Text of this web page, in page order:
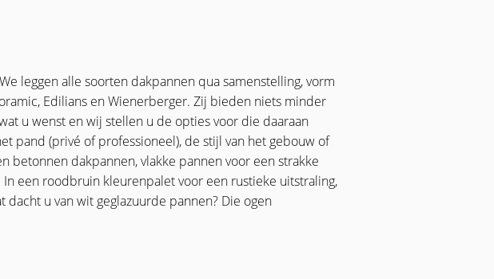
leggen alle soorten dakpannen qua samenstelling, vorm
Edilians en Wienerberger. Zij bieden niets minder
u wenst en wij stellen u de opties voor die daaraan
pand (privé of professioneel), de stijl van het gebouw of
betonnen dakpannen, vlakke pannen voor een strakke
een roodbruin kleurenpalet voor een rustieke uitstraling,
u van wit geglazuurde pannen? Die ogen